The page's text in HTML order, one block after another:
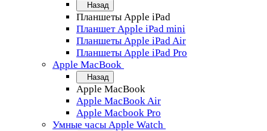
Назад
Планшеты Apple iPad
Планшет Apple iPad mini
Планшеты Apple iPad Air
Планшеты Apple iPad Pro
Apple MacBook
Назад
Apple MacBook
Apple MacBook Air
Apple Macbook Pro
Умные часы Apple Watch